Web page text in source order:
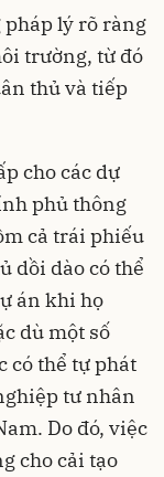
pháp lý rõ ràng
trường, từ đó
thủ và tiếp
cho các dự
phủ thông
cả trái phiếu
dồi dào có thể
án khi họ
dù một số
có thể tự phát
tư nhân
Do đó, việc
cho cải tạo